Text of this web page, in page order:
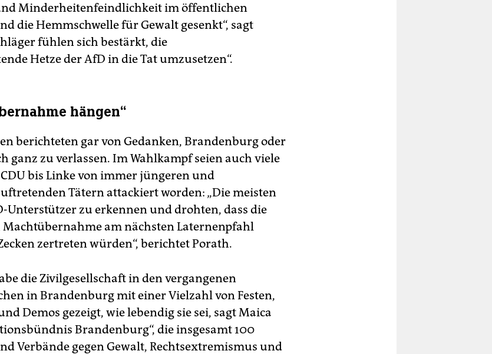
Minderheitenfeindlichkeit im öffentlichen
die Hemmschwelle für Gewalt gesenkt“, sagt
fühlen sich bestärkt, die
Hetze der AfD in die Tat umzusetzen“.
hängen“
berichteten gar von Gedanken, Brandenburg oder
ganz zu verlassen. Im Wahlkampf seien auch viele
bis Linke von immer jüngeren und
Tä­te­rn attackiert worden: „Die meisten
Unterstützer zu erkennen und drohten, dass die
am nächsten Laternenpfahl
zertreten würden“, berichtet Porath.
die Zivilgesellschaft in den vergangenen
in Brandenburg mit einer Vielzahl von Festen,
Demos gezeigt, wie lebendig sie sei, sagt Maica
Brandenburg“, die insgesamt 100
Verbände gegen Gewalt, Rechtsextremismus und